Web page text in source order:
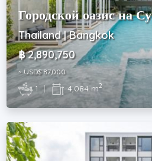
Городской оазис на
Thailand | Bangkok
฿ 2,890,750
~ USD$ 87,000
1 | 4,084 m2